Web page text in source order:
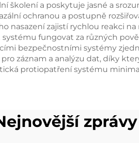
školení a poskytuje jasné a
ochranou a postupně
nasazení zajistí rychlou reakci
fungovat za různých
bezpečnostními systémy
záznam a analýzu dat, díky
protiopatření systému
zprávy